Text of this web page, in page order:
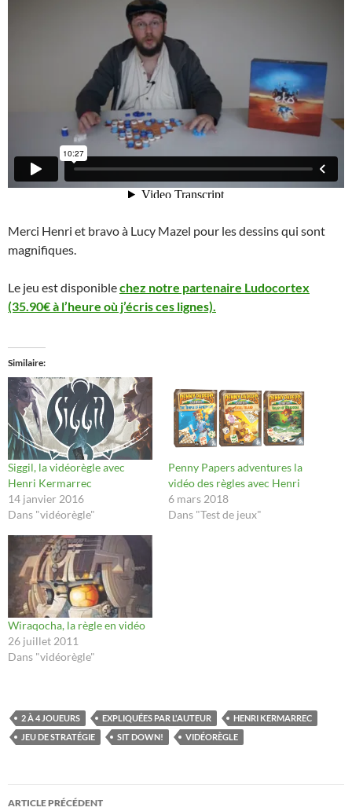
Merci Henri et bravo à Lucy Mazel pour les dessins qui sont
magnifiques.
Le jeu est disponiblechez notre partenaire Ludocortex
(35.90€ à l’heure où j’écris ces lignes).
Similaire
Siggil, la vidéorègle avec
Henri Kermarrec
14 janvier 2016
Dans "vidéorègle"
Penny Papers adventures la
vidéo des règles avec Henri
6 mars 2018
Dans "Test de jeux"
Wiraqocha, la règle en vidéo
26 juillet 2011
Dans "vidéorègle"
2 À 4 JOUEURS EXPLIQUÉES PAR L'AUTEUR
HENRI KERMARREC
JEU DE STRATÉGIE
SIT DOWN! VIDÉORÈGLE
Navigation
ARTICLE PRÉCÉDENT